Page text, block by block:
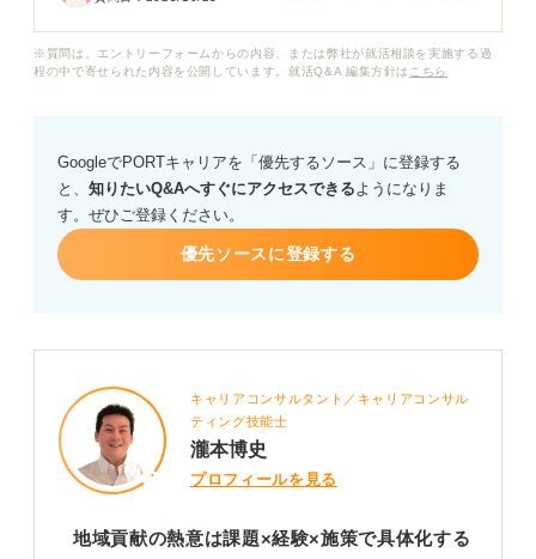
んな対策をすれば良いのかなどについて、解説していた
望動機を見たことがあれば、具体例などもぜひ参考にさ
せていただきたいです。
※質問は、エントリーフォームからの内容、または弊社が就活相談を実施する過
程の中で寄せられた内容を公開しています。就活Q&A 編集方針は こちら
GoogleでPORTキャリアを「優先するソース」に登録する
と、 知りたいQ&Aへすぐにアクセスできるようになりま
す。ぜひご登録ください。
優先ソースに登録する
キャリアコンサルタント／キャリアコンサル
ティング技能士
瀧本博史
プロフィールを見る
地域貢献の熱意は課題×経験×施策で具体化する